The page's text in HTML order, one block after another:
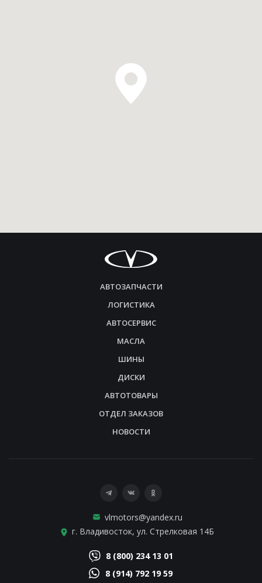
АВТОЗАПЧАСТИ
ЛОГИСТИКА
АВТОСЕРВИС
МАСЛА
ШИНЫ
ДИСКИ
АВТОТОВАРЫ
ОТДЕЛ ЗАКАЗОВ
НОВОСТИ
vlmotors@yandex.ru
г. Владивосток, ул. Стрелковая 14Б
8 (800) 234 13 01
8 (914) 792 19 59